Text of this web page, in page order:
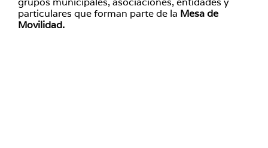
particulares que forman parte de la Mesa de
Movilidad.